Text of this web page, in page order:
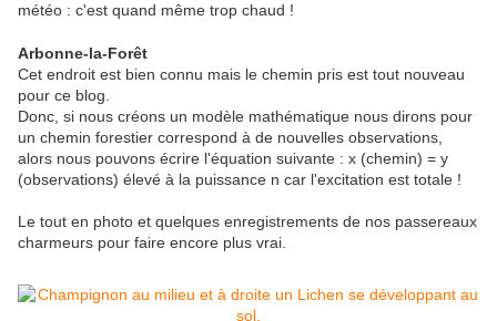
météo : c'est quand même trop chaud !
Arbonne-la-Forêt
Cet endroit est bien connu mais le chemin pris est tout nouveau
pour ce blog.
Donc, si nous créons un modèle mathématique nous dirons pour
un chemin forestier correspond à de nouvelles observations,
alors nous pouvons écrire l'équation suivante : x (chemin) = y
(observations) élevé à la puissance n car l'excitation est totale !
Le tout en photo et quelques enregistrements de nos passereaux
charmeurs pour faire encore plus vrai.